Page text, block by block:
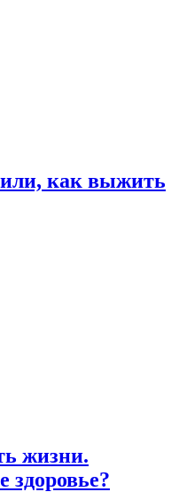
как выжить
жизни.
здоровье?